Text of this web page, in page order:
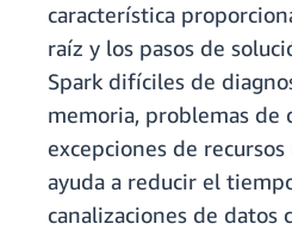
característica
raíz y los pasos de
Spark difíciles de
memoria, problemas de
excepciones de
ayuda a reducir el
canalizaciones de datos